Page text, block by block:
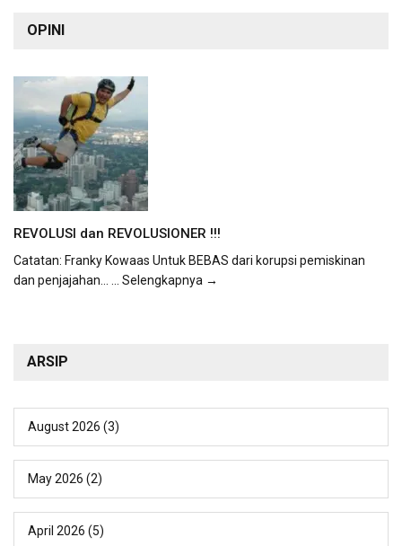
OPINI
REVOLUSI dan REVOLUSIONER !!!
Catatan: Franky Kowaas Untuk BEBAS dari korupsi pemiskinan
dan penjajahan...
... Selengkapnya →
ARSIP
August 2026 (3)
May 2026 (2)
April 2026 (5)